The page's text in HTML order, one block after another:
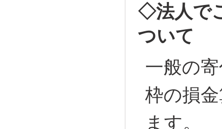
◇法人で
ついて
一般の
枠の損
ます。